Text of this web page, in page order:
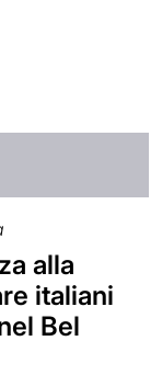
alla
italiani
Bel